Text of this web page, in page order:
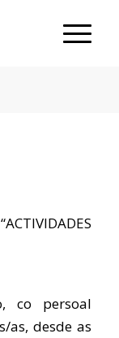
co persoal
as, desde as